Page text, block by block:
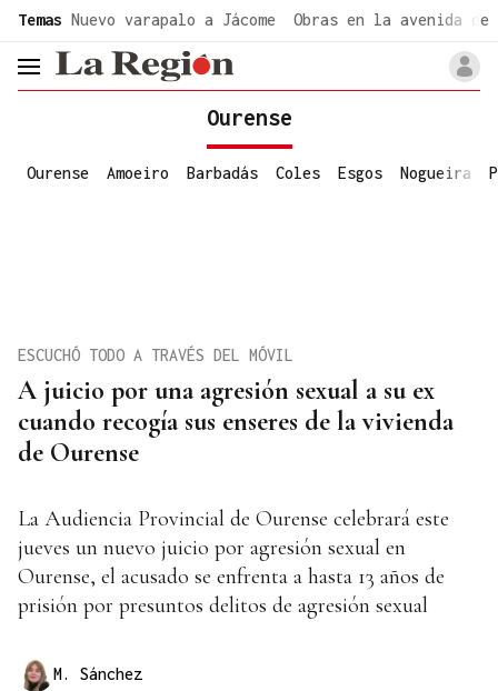
Temas Nuevo varapalo a Jácome Obras en la avenida de
header.menu.open
Ourense
Ourense Amoeiro Barbadás Coles Esgos Nogueira
A juicio por una agresión sexual a su ex
cuando recogía sus enseres de la vivienda
de Ourense
ESCUCHÓ TODO A TRAVÉS DEL MÓVIL
La Audiencia Provincial de Ourense celebrará este
jueves un nuevo juicio por agresión sexual en
Ourense, el acusado se enfrenta a hasta 13 años de
prisión por presuntos delitos de agresión sexual
M. Sánchez